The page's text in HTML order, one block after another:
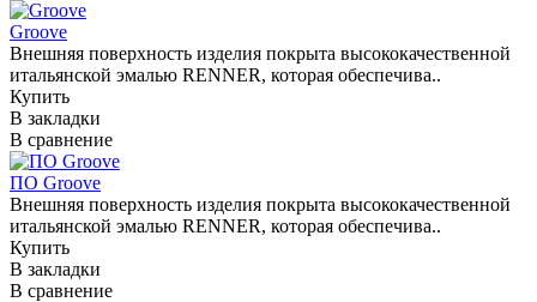
Groove
Внешняя поверхность изделия покрыта высококачественной
итальянской эмалью RENNER, которая обеспечива..
Купить
В закладки
В сравнение
ПО Groove
Внешняя поверхность изделия покрыта высококачественной
итальянской эмалью RENNER, которая обеспечива..
Купить
В закладки
В сравнение